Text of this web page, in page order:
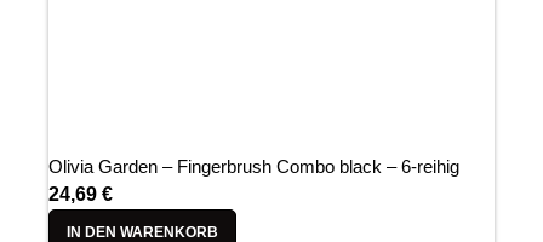
Olivia Garden – Fingerbrush Combo black – 6-reihig
24,69 €
IN DEN WARENKORB